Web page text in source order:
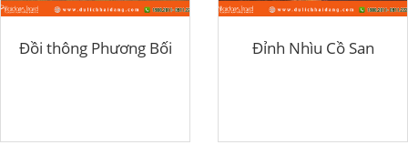
Đồi thông Phương Bối Đỉnh Nhìu Cồ San